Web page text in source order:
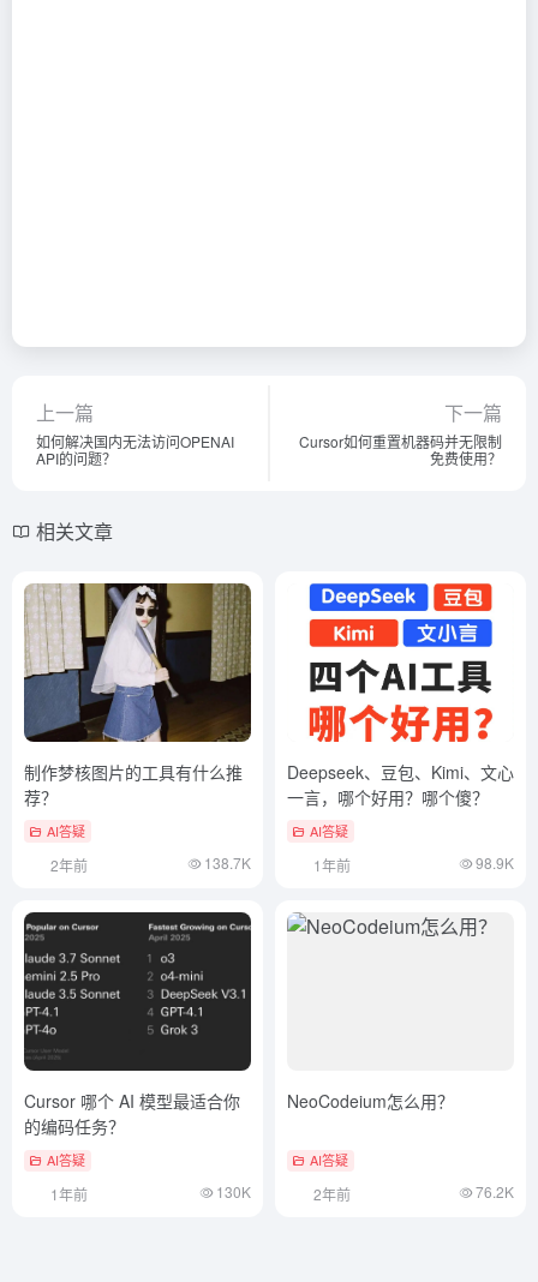
上一篇
如何解决国内无法访问OPENAI
API的问题？
下一篇
Cursor如何重置机器码并无限制
免费使用？
相关文章
制作梦核图片的工具有什么推
荐？
AI答疑
2年前 138.7K
Deepseek、豆包、Kimi、文心
一言，哪个好用？哪个傻？
AI答疑
1年前 98.9K
Cursor 哪个 AI 模型最适合你
的编码任务？
AI答疑
1年前 130K
NeoCodeium怎么用？
AI答疑
2年前 76.2K